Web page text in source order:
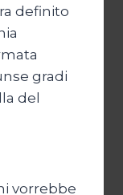
definito
gradi
del
vorrebbe